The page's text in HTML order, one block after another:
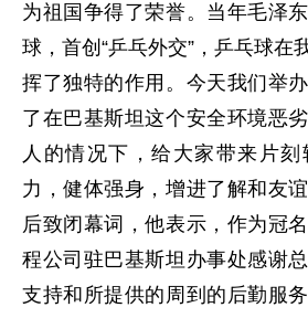
为祖国争得了荣誉。当年毛泽
球，首创“乒乓外交”，乒乓球在
挥了独特的作用。今天我们举
了在巴基斯坦这个安全环境恶
人的情况下，给大家带来片
力，健体强身，增进了解和友
后致闭幕词，他表示，作为冠
程公司驻巴基斯坦办事处感谢
支持和所提供的周到的后勤服